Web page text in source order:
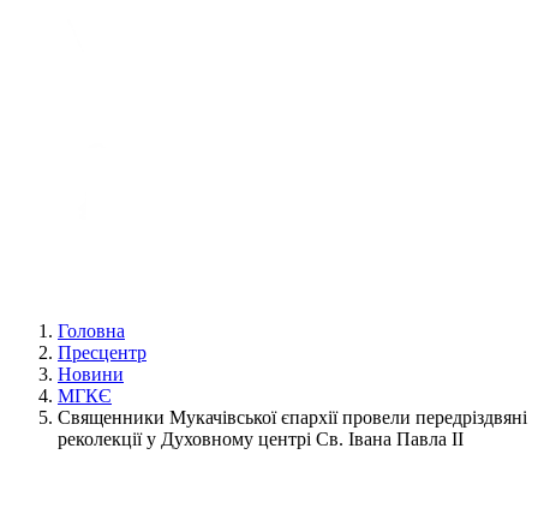
Головна
Пресцентр
Новини
МГКЄ
Священники Мукачівської єпархії провели передріздвяні
реколекції у Духовному центрі Св. Івана Павла ІІ